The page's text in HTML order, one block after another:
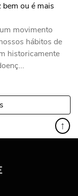
ou é mais
movimento
hábitos de
historicamente
↑